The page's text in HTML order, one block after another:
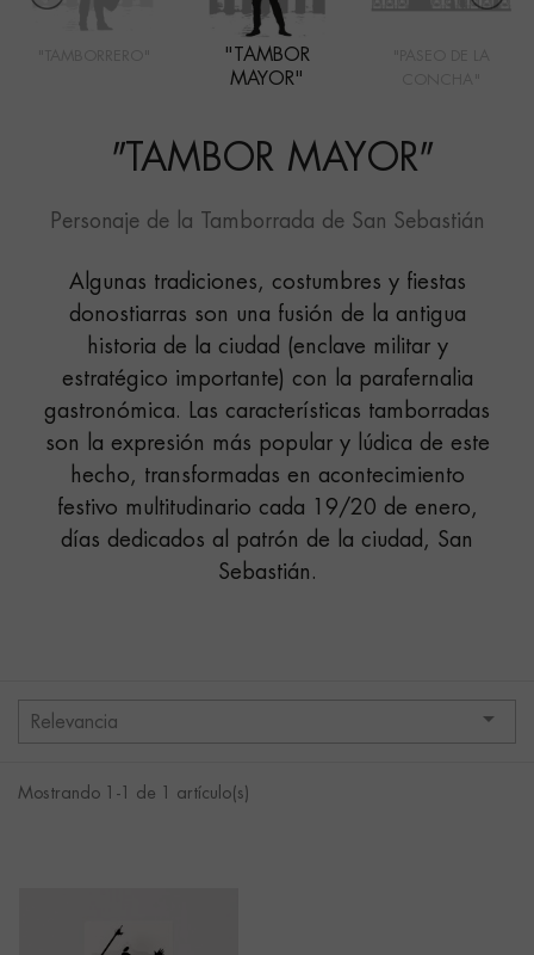
"TAMBOR
MAYOR"
" TAMBOR MAYOR"
Personaje de la Tamborrada de San Sebastián
Algunas tradiciones, costumbres y fiestas
donostiarras son una fusión de la antigua
historia de la ciudad (enclave militar y
estratégico importante) con la parafernalia
gastronómica. Las características tamborradas
son la expresión más popular y lúdica de este
hecho, transformadas en acontecimiento
festivo multitudinario cada 19/20 de enero,
días dedicados al patrón de la ciudad, San
Sebastián.
Relevancia 
Mostrando 1-1 de 1 artículo(s)